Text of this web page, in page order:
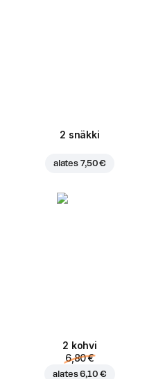
2 snäkki
alates 7,50 €
2 kohvi
6,80 €
alates6,10 €